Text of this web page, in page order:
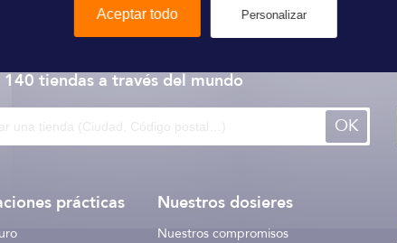
Hempel
140 tiendasa través del mundo
OK
prácticas Nuestros dosieres
Nuestros compromisos
Aceptar todo Personalizar